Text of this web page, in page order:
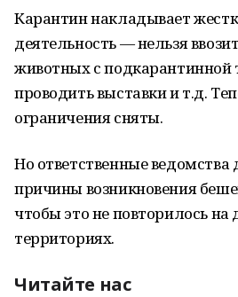
Карантин накладывает
деятельность — нельзя
животных с подкарантинной
проводить выставки и т.д.
ограничения сняты.
Но ответственные
причины возникновения
чтобы это не повторилось на
территориях.
Читайте нас